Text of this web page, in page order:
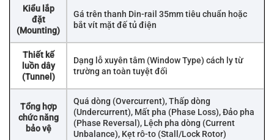
Kiểu lắp
đặt
(Mounting)
Gá trên thanh Din-rail 35mm tiêu chuẩn hoặc
bắt vít mặt đế tủ điện
Thiết kế
luồn dây
(Tunnel)
Dạng lỗ xuyên tâm (Window Type) cách ly từ
trường an toàn tuyệt đối
Tổng hợp
chức năng
bảo vệ
Quá dòng (Overcurrent), Thấp dòng
(Undercurrent), Mất pha (Phase Loss), Đảo pha
(Phase Reversal), Lệch pha dòng (Current
Unbalance), Kẹt rô-to (Stall/Lock Rotor)